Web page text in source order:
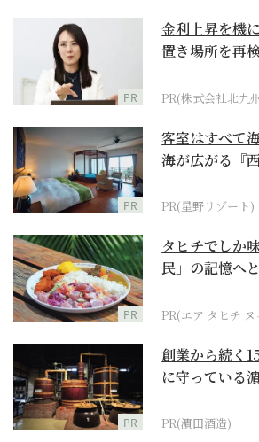
PR
金利上昇を機
置き場所を再
PR(株式会社北九
PR
客室はすべて
海が広がる『
PR(星野リゾート)
PR
タヒチでしか
民」の記憶へ
PR(エア タヒチ ヌ
PR
創業から続く
に守っている
PR(濵田酒造)